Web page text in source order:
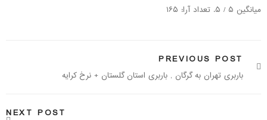
میانگین ۵ / ۵. تعداد آرا: ۱۶۵
PREVIOUS POST
باربری تهران به گرگان , باربری استان گلستان + نرخ کرایه
NEXT POST